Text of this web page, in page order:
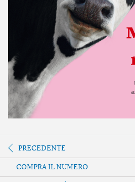
PRECEDENTE
COMPRA IL NUMERO